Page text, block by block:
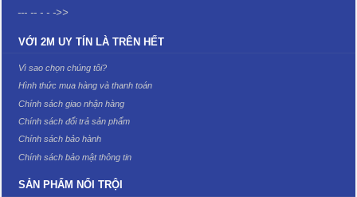
--- -- - - ->>
VỚI 2M UY TÍN LÀ TRÊN HẾT
Vì sao chọn chúng tôi?
Hình thức mua hàng và thanh toán
Chính sách giao nhận hàng
Chính sách đổi trả sản phẩm
Chính sách bảo hành
Chính sách bảo mật thông tin
SẢN PHẨM NỔI TRỘI